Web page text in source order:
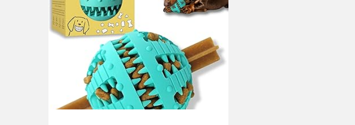
HUNDEBALL,
SELF
MOVING
DOG
BALL
FÜR
HUNDE,
INTELLIGENTES